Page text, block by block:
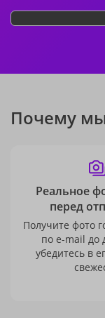
Почему
Реальное
перед
Получите фото
по e-mail до
убедитесь в